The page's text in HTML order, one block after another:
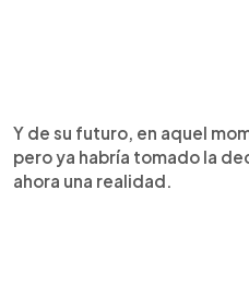
Y de su futuro, en aquel
pero ya habría tomado la
ahora una realidad.